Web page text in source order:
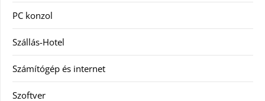
PC konzol
Szállás-Hotel
Számítógép és internet
Szoftver